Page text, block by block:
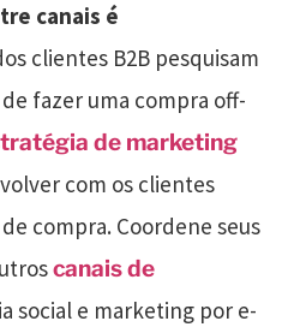
canais é
clientes B2B pesquisam
fazer uma compra off-
de marketing
com os clientes
compra. Coordene seus
canais de
social e marketing por e-